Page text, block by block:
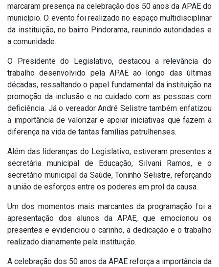
marcaram presença na celebração dos 50 anos da APAE do
município. O evento foi realizado no espaço multidisciplinar
da instituição, no bairro Pindorama, reunindo autoridades e
a comunidade.
O Presidente do Legislativo, destacou a relevância do
trabalho desenvolvido pela APAE ao longo das últimas
décadas, ressaltando o papel fundamental da instituição na
promoção da inclusão e no cuidado com as pessoas com
deficiência. Já o vereador André Selistre também enfatizou
a importância de valorizar e apoiar iniciativas que fazem a
diferença na vida de tantas famílias patrulhenses.
Além das lideranças do Legislativo, estiveram presentes a
secretária municipal de Educação, Silvani Ramos, e o
secretário municipal da Saúde, Toninho Selistre, reforçando
a união de esforços entre os poderes em prol da causa.
Um dos momentos mais marcantes da programação foi a
apresentação dos alunos da APAE, que emocionou os
presentes e evidenciou o carinho, a dedicação e o trabalho
realizado diariamente pela instituição.
A celebração dos 50 anos da APAE reforça a importância da